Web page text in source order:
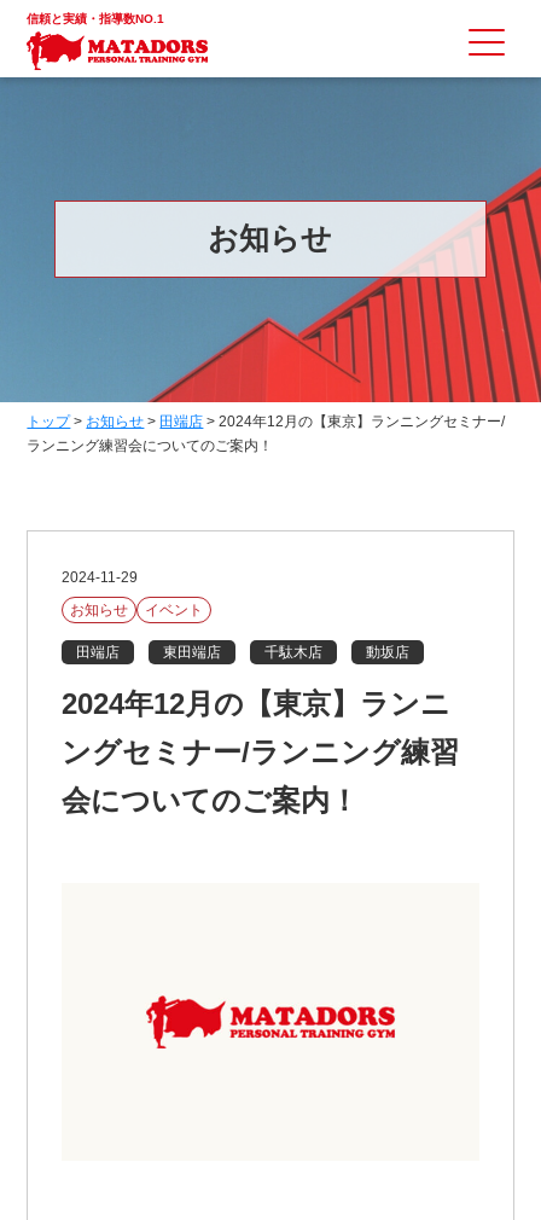
信頼と実績・指導数NO.1
お知らせ
トップ> お知らせ > 田端店 >2024年12月の【東京】ランニングセミナー/
ランニング練習会についてのご案内！
2024-11-29
お知らせ
イベント
田端店 東田端店 千駄木店 動坂店
2024年12月の【東京】ランニ
ングセミナー/ランニング練習
会についてのご案内！